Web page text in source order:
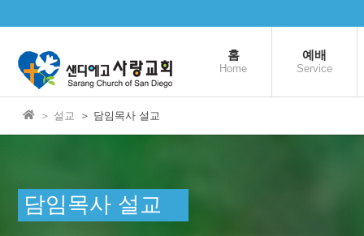
홈
Home
예배
Service
＞ 설교 ＞ 담임목사 설교
담임목사 설교
Sketchbook5, 스케치북5
Sketchbook5, 스케치북5